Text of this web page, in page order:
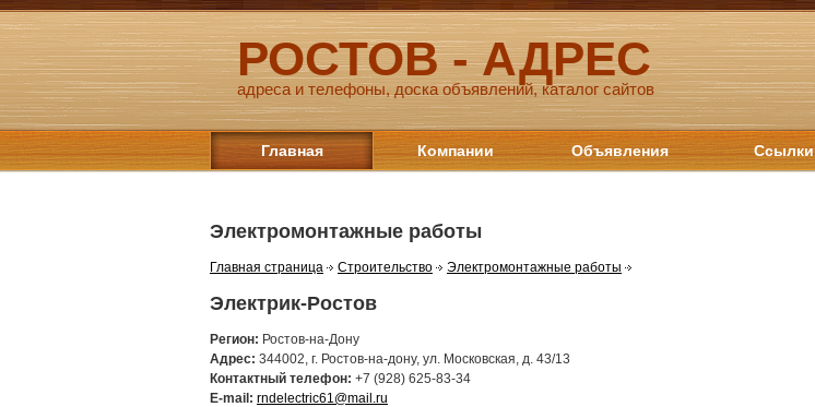
РОСТОВ - АДРЕС
адреса и телефоны, доска объявлений, каталог сайтов
Главная Компании Объявления Ссылки
Электромонтажные работы
Главная страница Строительство Электромонтажные работы
Электрик-Ростов
Регион: Ростов-на-Дону
Адрес: 344002, г. Ростов-на-дону, ул. Московская, д. 43/13
Контактный телефон: +7 (928) 625-83-34
E-mail: rndelectric61@mail.ru